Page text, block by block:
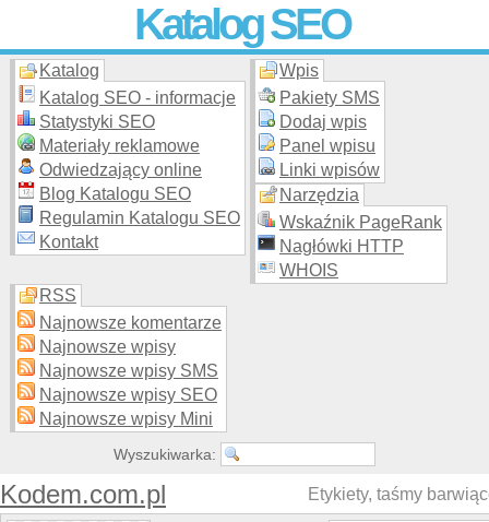
Katalog SEO
Skuteczna i promocja stron WWW –
moderowanego katalogu za darmo!
Katalog
Katalog SEO - informacje
Statystyki SEO
Materiały reklamowe
Odwiedzający online
Blog Katalogu SEO
Regulamin Katalogu SEO
Kontakt
Wpis
Pakiety SMS
Dodaj wpis
Panel wpisu
Linki wpisów
Narzędzia
Wskaźnik PageRank
Nagłówki HTTP
WHOIS
RSS
Najnowsze komentarze
Najnowsze wpisy
Najnowsze wpisy SMS
Najnowsze wpisy SEO
Najnowsze wpisy Mini
Wyszukiwarka:
Kodem.com.pl Etykiety, taśmy